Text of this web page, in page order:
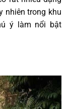
nhiên trong khu
ý làm nổi bật